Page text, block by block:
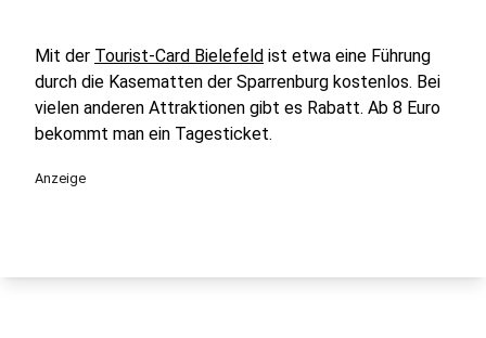
Mit der Tourist-Card Bielefeld ist etwa eine Führung
durch die Kasematten der Sparrenburg kostenlos. Bei
vielen anderen Attraktionen gibt es Rabatt. Ab 8 Euro
bekommt man ein Tagesticket.
Anzeige